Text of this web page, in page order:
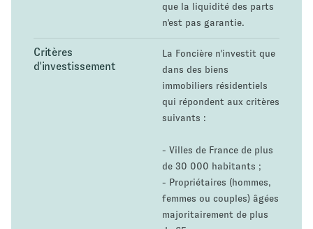
que la liquidité des parts
n'est pas garantie.
Critères
d'investissement
La Foncière n'investit que
dans des biens
immobiliers résidentiels
qui répondent aux critères
suivants :
- Villes de France de plus
de 30 000 habitants ;
- Propriétaires (hommes,
femmes ou couples) âgées
majoritairement de plus